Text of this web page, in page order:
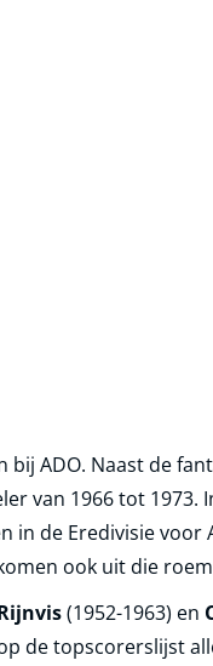
bij ADO. Naast de
van 1966 tot 1973.
de Eredivisie voor
ook uit die
(1952-1963) en
de topscorerslijst